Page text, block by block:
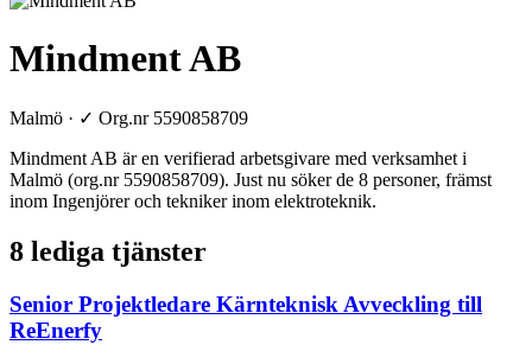
Mindment AB
Malmö · ✓ Org.nr 5590858709
Mindment AB är en verifierad arbetsgivare med verksamhet i
Malmö (org.nr 5590858709). Just nu söker de 8 personer, främst
inom Ingenjörer och tekniker inom elektroteknik.
8 lediga tjänster
Senior Projektledare Kärnteknisk Avveckling till
ReEnerfy